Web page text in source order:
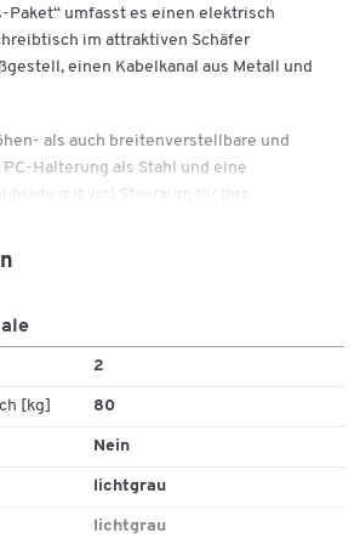
Paket“ umfasst es einen elektrisch
im attraktiven Schäfer
einen Kabelkanal aus Metall und
als auch breitenverstellbare und
Halterung als Stahl und eine
mit viel Stauraum für Ihre
die Ausstattung dieses vollständig in
Komplettangebotes ab.
mit Kabeldurchlässen
2
[kg] 80
Nein
lichtgrau
lichtgrau